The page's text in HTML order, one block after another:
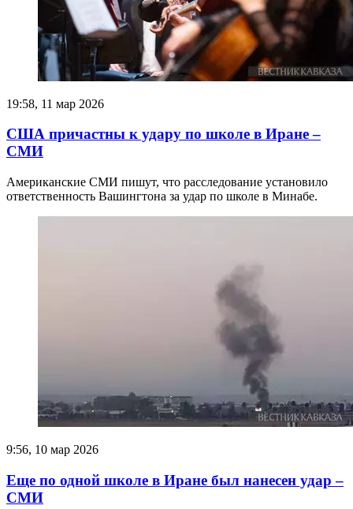
19:58, 11 мар 2026
США причастны к удару по школе в Иране –
СМИ
Американские СМИ пишут, что расследование установило
ответственность Вашингтона за удар по школе в Минабе.
9:56, 10 мар 2026
Еще по одной школе в Иране был нанесен удар –
СМИ